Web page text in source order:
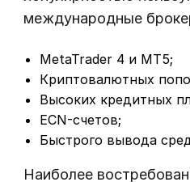
международные
MetaTrader 4 и MT5;
Криптовалютных
Высоких кредитных
ECN-счетов;
Быстрого вывода
Наиболее